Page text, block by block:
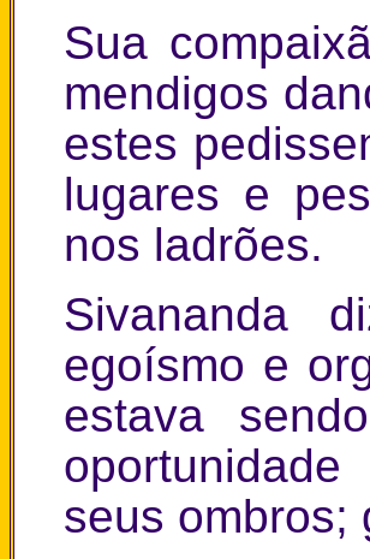
Sua
mendigos
estes
lugares e
nos ladrões.
Sivananda
egoísmo e
estava
seus ombros;